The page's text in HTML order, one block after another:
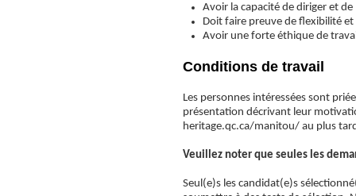
Avoir la capacité de diriger et
Doit faire preuve de flexibilité
Avoir une forte éthique de
Conditions de travail
Les personnes intéressées sont
présentation décrivant leur
heritage.qc.ca/manitou/ au plus
Veuillez noter que seules les
Seul(e)s les candidat(e)s